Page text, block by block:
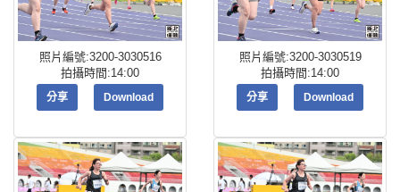
照片編號:3200-3030516
拍攝時間:14:00
分享 Download
照片編號:3200-3030519
拍攝時間:14:00
分享 Download